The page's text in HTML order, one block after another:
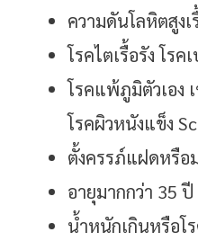
ความดันโลหิตสูงเ
โรคไตเรื้อรัง โรค
โรคแพ้ภูมิตัวเอง
โรคผิวหนังแข็ง
ตั้งครรภ์แฝดหรือ
อายุมากกว่า 35 ปี
น้ำหนักเกินหรือโ